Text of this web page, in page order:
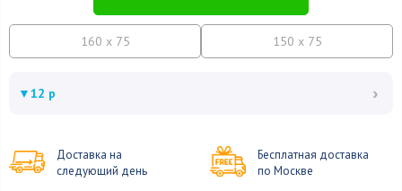
160 x 75 150 x 75
▼12 р ›
Доставка на
следующий день
Бесплатная доставка
по Москве